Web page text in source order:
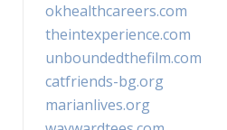
okhealthcareers.com
theintexperience.com
unboundedthefilm.com
catfriends-bg.org
marianlives.org